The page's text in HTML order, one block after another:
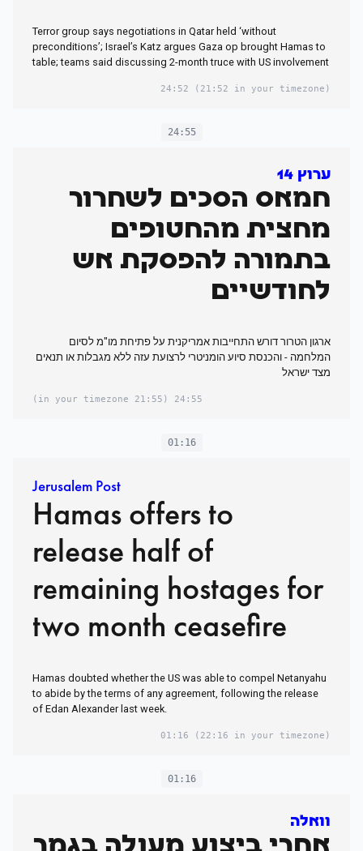
Terror group says negotiations in Qatar held ‘without
preconditions’; Israel’s Katz argues Gaza op brought Hamas to
table; teams said discussing 2-month truce with US involvement
24:52 (21:52 in your timezone)
24:55
ערוץ 14
חמאס הסכים לשחרור
מחצית מהחטופים
בתמורה להפסקת אש
לחודשיים
ארגון הטרור דורש התחייבות אמריקנית על פתיחת מו"מ לסיום
המלחמה - והכנסת סיוע הומניטרי לרצועת עזה ללא מגבלות או תנאים
מצד ישראל
24:55
(21:55 in your timezone)
01:16
Jerusalem Post
Hamas offers to
release half of
remaining hostages for
two month ceasefire
Hamas doubted whether the US was able to compel Netanyahu
to abide by the terms of any agreement, following the release
of Edan Alexander last week.
01:16 (22:16 in your timezone)
01:16
וואלה